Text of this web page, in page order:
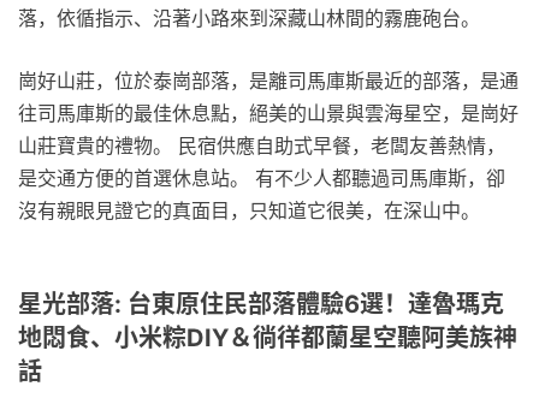
落，依循指示、沿著小路來到深藏山林間的霧鹿砲台。
崗好山莊，位於泰崗部落，是離司馬庫斯最近的部落，是通
往司馬庫斯的最佳休息點，絕美的山景與雲海星空，是崗好
山莊寶貴的禮物。 民宿供應自助式早餐，老闆友善熱情，
是交通方便的首選休息站。 有不少人都聽過司馬庫斯，卻
沒有親眼見證它的真面目，只知道它很美，在深山中。
星光部落: 台東原住民部落體驗6選！達魯瑪克
地悶食、小米粽DIY＆徜徉都蘭星空聽阿美族神
話